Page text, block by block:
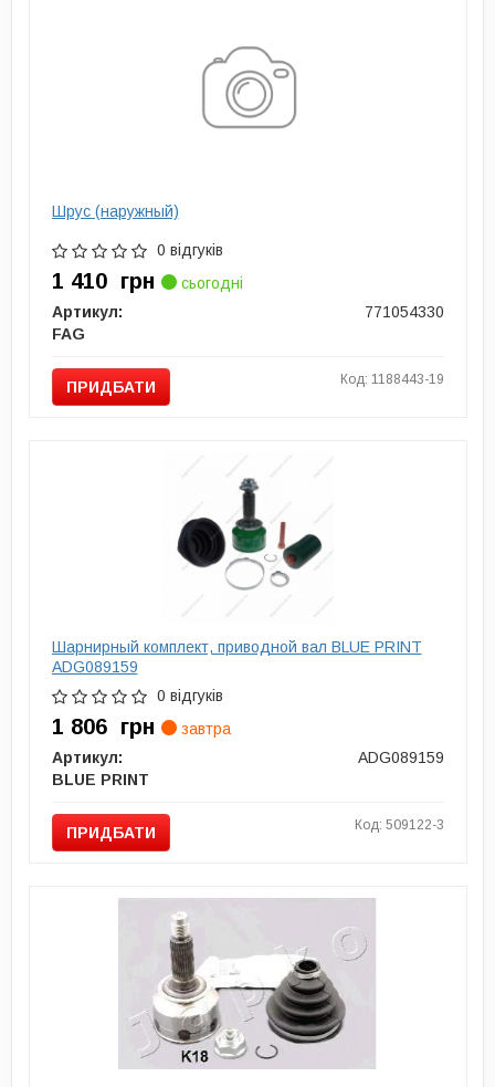
Шрус (наружный)
0 відгуків
1 410 грн
сьогодні
Артикул:
771054330
FAG
ПРИДБАТИ Код: 1188443-19
Шарнирный комплект, приводной вал BLUE PRINT
ADG089159
0 відгуків
1 806 грн
завтра
Артикул:
ADG089159
BLUE PRINT
ПРИДБАТИ Код: 509122-3